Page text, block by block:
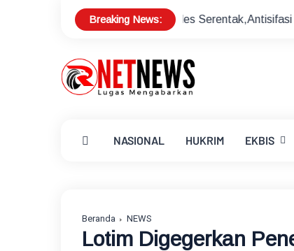
Breaking News:
Sukseskan Pilkades Serentak,Antisifasi Kisruh Pilkades
NASIONAL HUKRIM EKBIS
Beranda NEWS
Lotim Digegerkan